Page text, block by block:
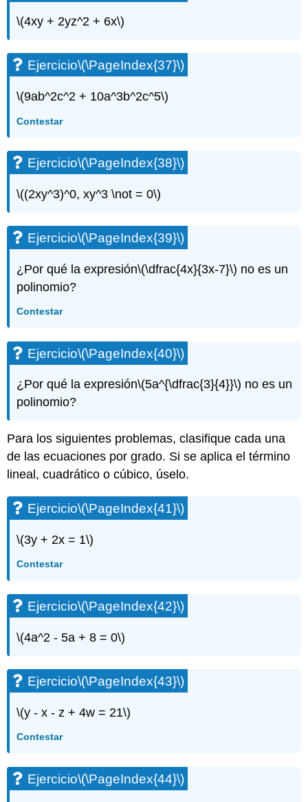
Ejercicio\
(\PageIndex{115}\)
(\PageIndex{116}\)
Ejercicio\
(\PageIndex{118}\)
(\PageIndex{119}\)
Ejercicio\
Terminología
ecuaciones
(\PageIndex{121}\)
Ejercicio\
Ejercicio\
(\PageIndex{124}\)
(\PageIndex{125}\)
\(4xy + 2yz^2 + 6x\)
Ejercicio\(\PageIndex{37}\)
\(9ab^2c^2 + 10a^3b^2c^5\)
Contestar
Ejercicio\(\PageIndex{38}\)
\((2xy^3)^0, xy^3 \not = 0\)
Ejercicio\(\PageIndex{39}\)
¿Por qué la expresión\(\dfrac{4x}{3x-7}\) no es un
polinomio?
Contestar
Ejercicio\(\PageIndex{40}\)
¿Por qué la expresión\(5a^{\dfrac{3}{4}}\) no es un
polinomio?
Para los siguientes problemas, clasifique cada una
de las ecuaciones por grado. Si se aplica el término
lineal, cuadrático o cúbico, úselo.
Ejercicio\(\PageIndex{41}\)
\(3y + 2x = 1\)
Contestar
Ejercicio\(\PageIndex{42}\)
\(4a^2 - 5a + 8 = 0\)
Ejercicio\(\PageIndex{43}\)
\(y - x - z + 4w = 21\)
Contestar
Ejercicio\(\PageIndex{44}\)